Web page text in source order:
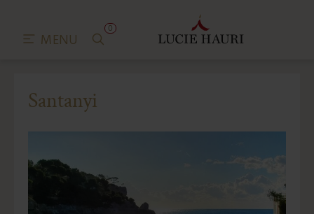
MENU
0
Santanyi